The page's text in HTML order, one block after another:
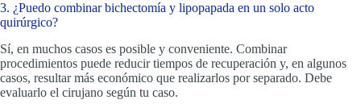
3. ¿Puedo combinar bichectomía y lipopapada en un solo acto
quirúrgico?
Sí, en muchos casos es posible y conveniente. Combinar
procedimientos puede reducir tiempos de recuperación y, en algunos
casos, resultar más económico que realizarlos por separado. Debe
evaluarlo el cirujano según tu caso.